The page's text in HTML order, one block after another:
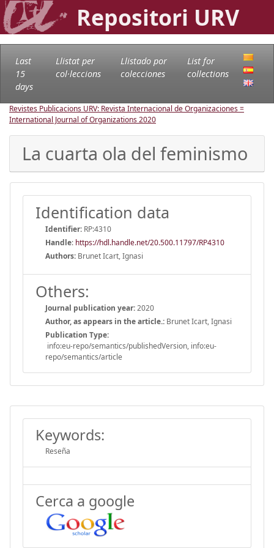
Repositori URV
Last
15
days
Llistat per
col·leccions
Llistado por
colecciones
List for
collections
Revistes Publicacions URV: Revista Internacional de Organizaciones =
International Journal of Organizations2020
La cuarta ola del feminismo
Identification data
Identifier: RP:4310
Handle: https://hdl.handle.net/20.500.11797/RP4310
Authors: Brunet Icart, Ignasi
Others:
Journal publication year:2020
Author, as appears in the article.: Brunet Icart, Ignasi
Publication Type:
info:eu-repo/semantics/publishedVersion, info:eu-
repo/semantics/article
Keywords:
Reseña
Cerca a google